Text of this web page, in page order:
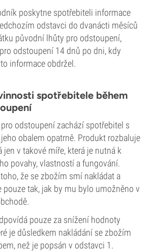
poskytne spotřebiteli informace
odstavci do dvanácti měsíců
původní lhůty pro odstoupení,
odstoupení 14 dnů po dni, kdy
informace obdržel.
spotřebitele během
odstoupení zachází spotřebitel s
obalem opatrně. Produkt rozbaluje
jen v takové míře, která je nutná k
povahy, vlastností a fungování.
že se zbožím smí nakládat a
pouze tak, jak by mu bylo umožněno v
pouze za snížení hodnoty
je důsledkem nakládání se zbožím
než je popsán v odstavci 1.